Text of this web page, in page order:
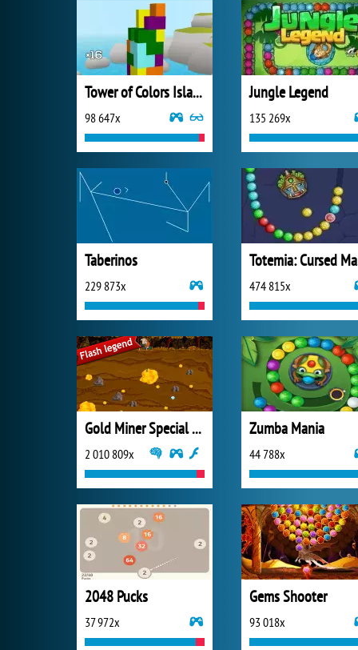
Tower of Colors Island Edition
98 647x
Jungle Legend
135 269x
Taberinos
229 873x 474 815x
Gold Miner Special Edition
2 010 809x
Zumba Mania
44 788x
2048 Pucks
37 972x
Gems Shooter
93 018x